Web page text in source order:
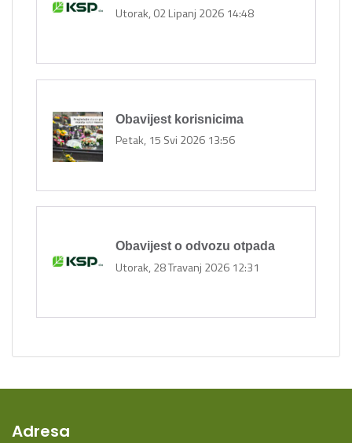
Utorak, 02 Lipanj 2026 14:48
Obavijest korisnicima
Petak, 15 Svi 2026 13:56
Obavijest o odvozu otpada
Utorak, 28 Travanj 2026 12:31
Adresa